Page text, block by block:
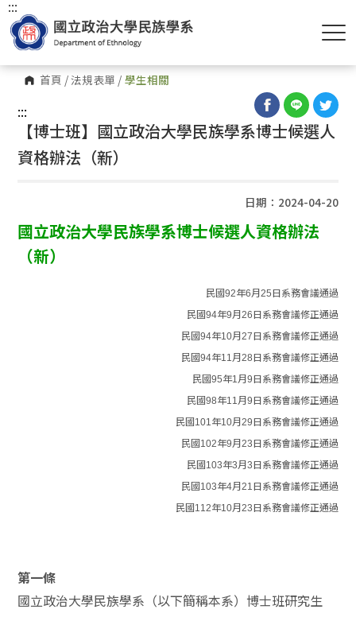
首頁 /法規表單 / 學生相關
:::
:::
【博士班】國立政治大學民族學系博士候選人
資格辦法（新）
日期：2024-04-20
國立政治大學民族學系博士候選人資格辦法
（新）
民國92年6月25日系務會議通過
民國94年9月26日系務會議修正通過
民國94年10月27日系務會議修正通過
民國94年11月28日系務會議修正通過
民國95年1月9日系務會議修正通過
民國98年11月9日系務會議修正通過
民國101年10月29日系務會議修正通過
民國102年9月23日系務會議修正通過
民國103年3月3日系務會議修正通過
民國103年4月21日系務會議修正通過
民國112年10月23日系務會議修正通過
第一條
國立政治大學民族學系（以下簡稱本系）博士班研究生